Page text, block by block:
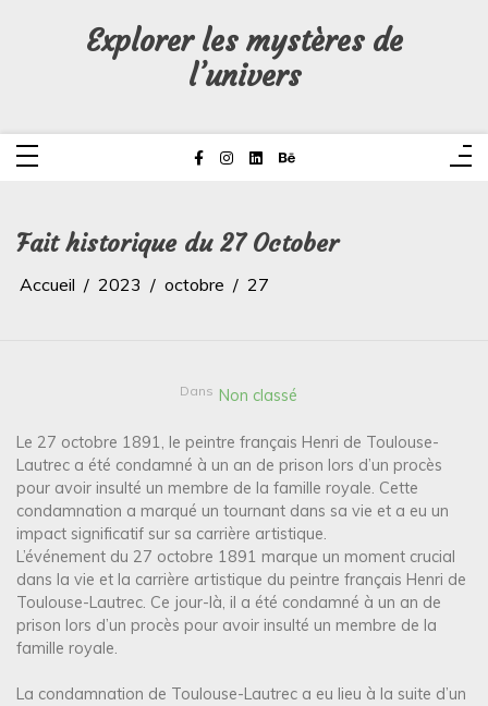
Explorer les mystères de
l’univers
Fait historique du 27 October
Accueil 2023 octobre 27
Dans Non classé
Le 27 octobre 1891, le peintre français Henri de Toulouse-
Lautrec a été condamné à un an de prison lors d’un procès
pour avoir insulté un membre de la famille royale. Cette
condamnation a marqué un tournant dans sa vie et a eu un
impact significatif sur sa carrière artistique.
L’événement du 27 octobre 1891 marque un moment crucial
dans la vie et la carrière artistique du peintre français Henri de
Toulouse-Lautrec. Ce jour-là, il a été condamné à un an de
prison lors d’un procès pour avoir insulté un membre de la
famille royale.
La condamnation de Toulouse-Lautrec a eu lieu à la suite d’un